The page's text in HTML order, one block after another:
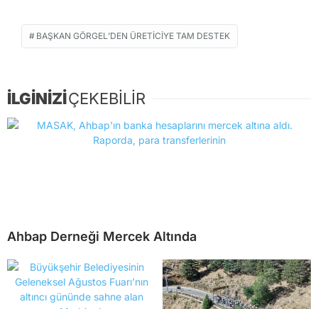
BAŞKAN GÖRGEL’DEN ÜRETICIYE TAM DESTEK
İLGİNİZİÇEKEBİLİR
Ahbap Derneği Mercek Altında